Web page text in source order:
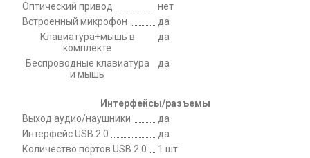
Оптический привод
нет
Встроенный микрофон
да
Клавиатура+мышь в
комплекте
да
Беспроводные клавиатура
и мышь
да
Интерфейсы/разъемы
Выход аудио/наушники
да
Интерфейс USB 2.0
да
Количество портов USB 2.0
1 шт